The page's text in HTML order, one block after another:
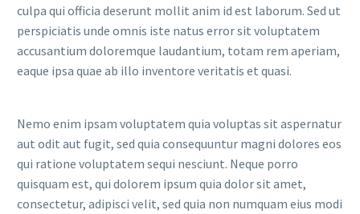
culpa qui officia deserunt mollit anim id est laborum. Sed ut
perspiciatis unde omnis iste natus error sit voluptatem
accusantium doloremque laudantium, totam rem aperiam,
eaque ipsa quae ab illo inventore veritatis et quasi.
Nemo enim ipsam voluptatem quia voluptas sit aspernatur
aut odit aut fugit, sed quia consequuntur magni dolores eos
qui ratione voluptatem sequi nesciunt. Neque porro
quisquam est, qui dolorem ipsum quia dolor sit amet,
consectetur, adipisci velit, sed quia non numquam eius modi